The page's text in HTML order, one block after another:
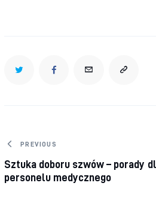
Nawigacja wpisu
PREVIOUS
Sztuka doboru szwów – porady
personelu medycznego